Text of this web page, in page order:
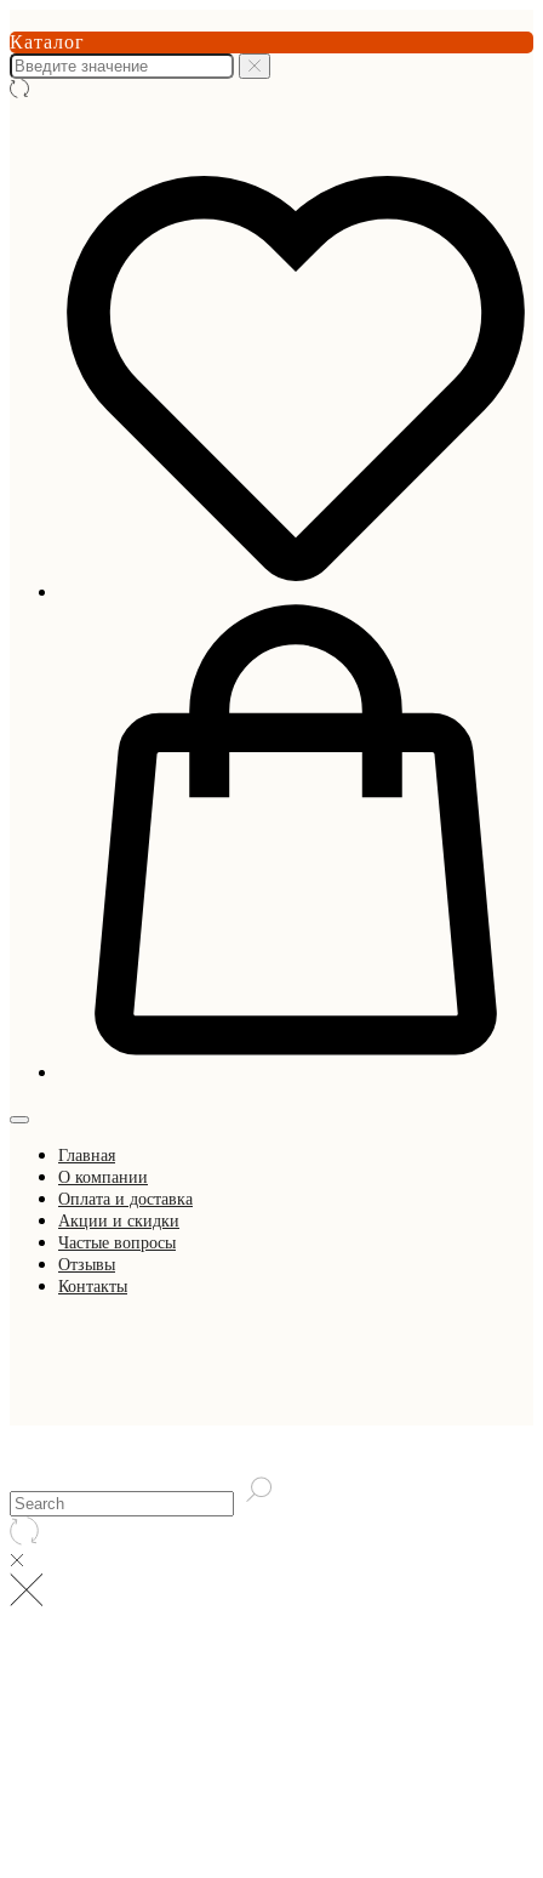
Каталог
Главная
О компании
Оплата и доставка
Акции и скидки
Частые вопросы
Отзывы
Контакты